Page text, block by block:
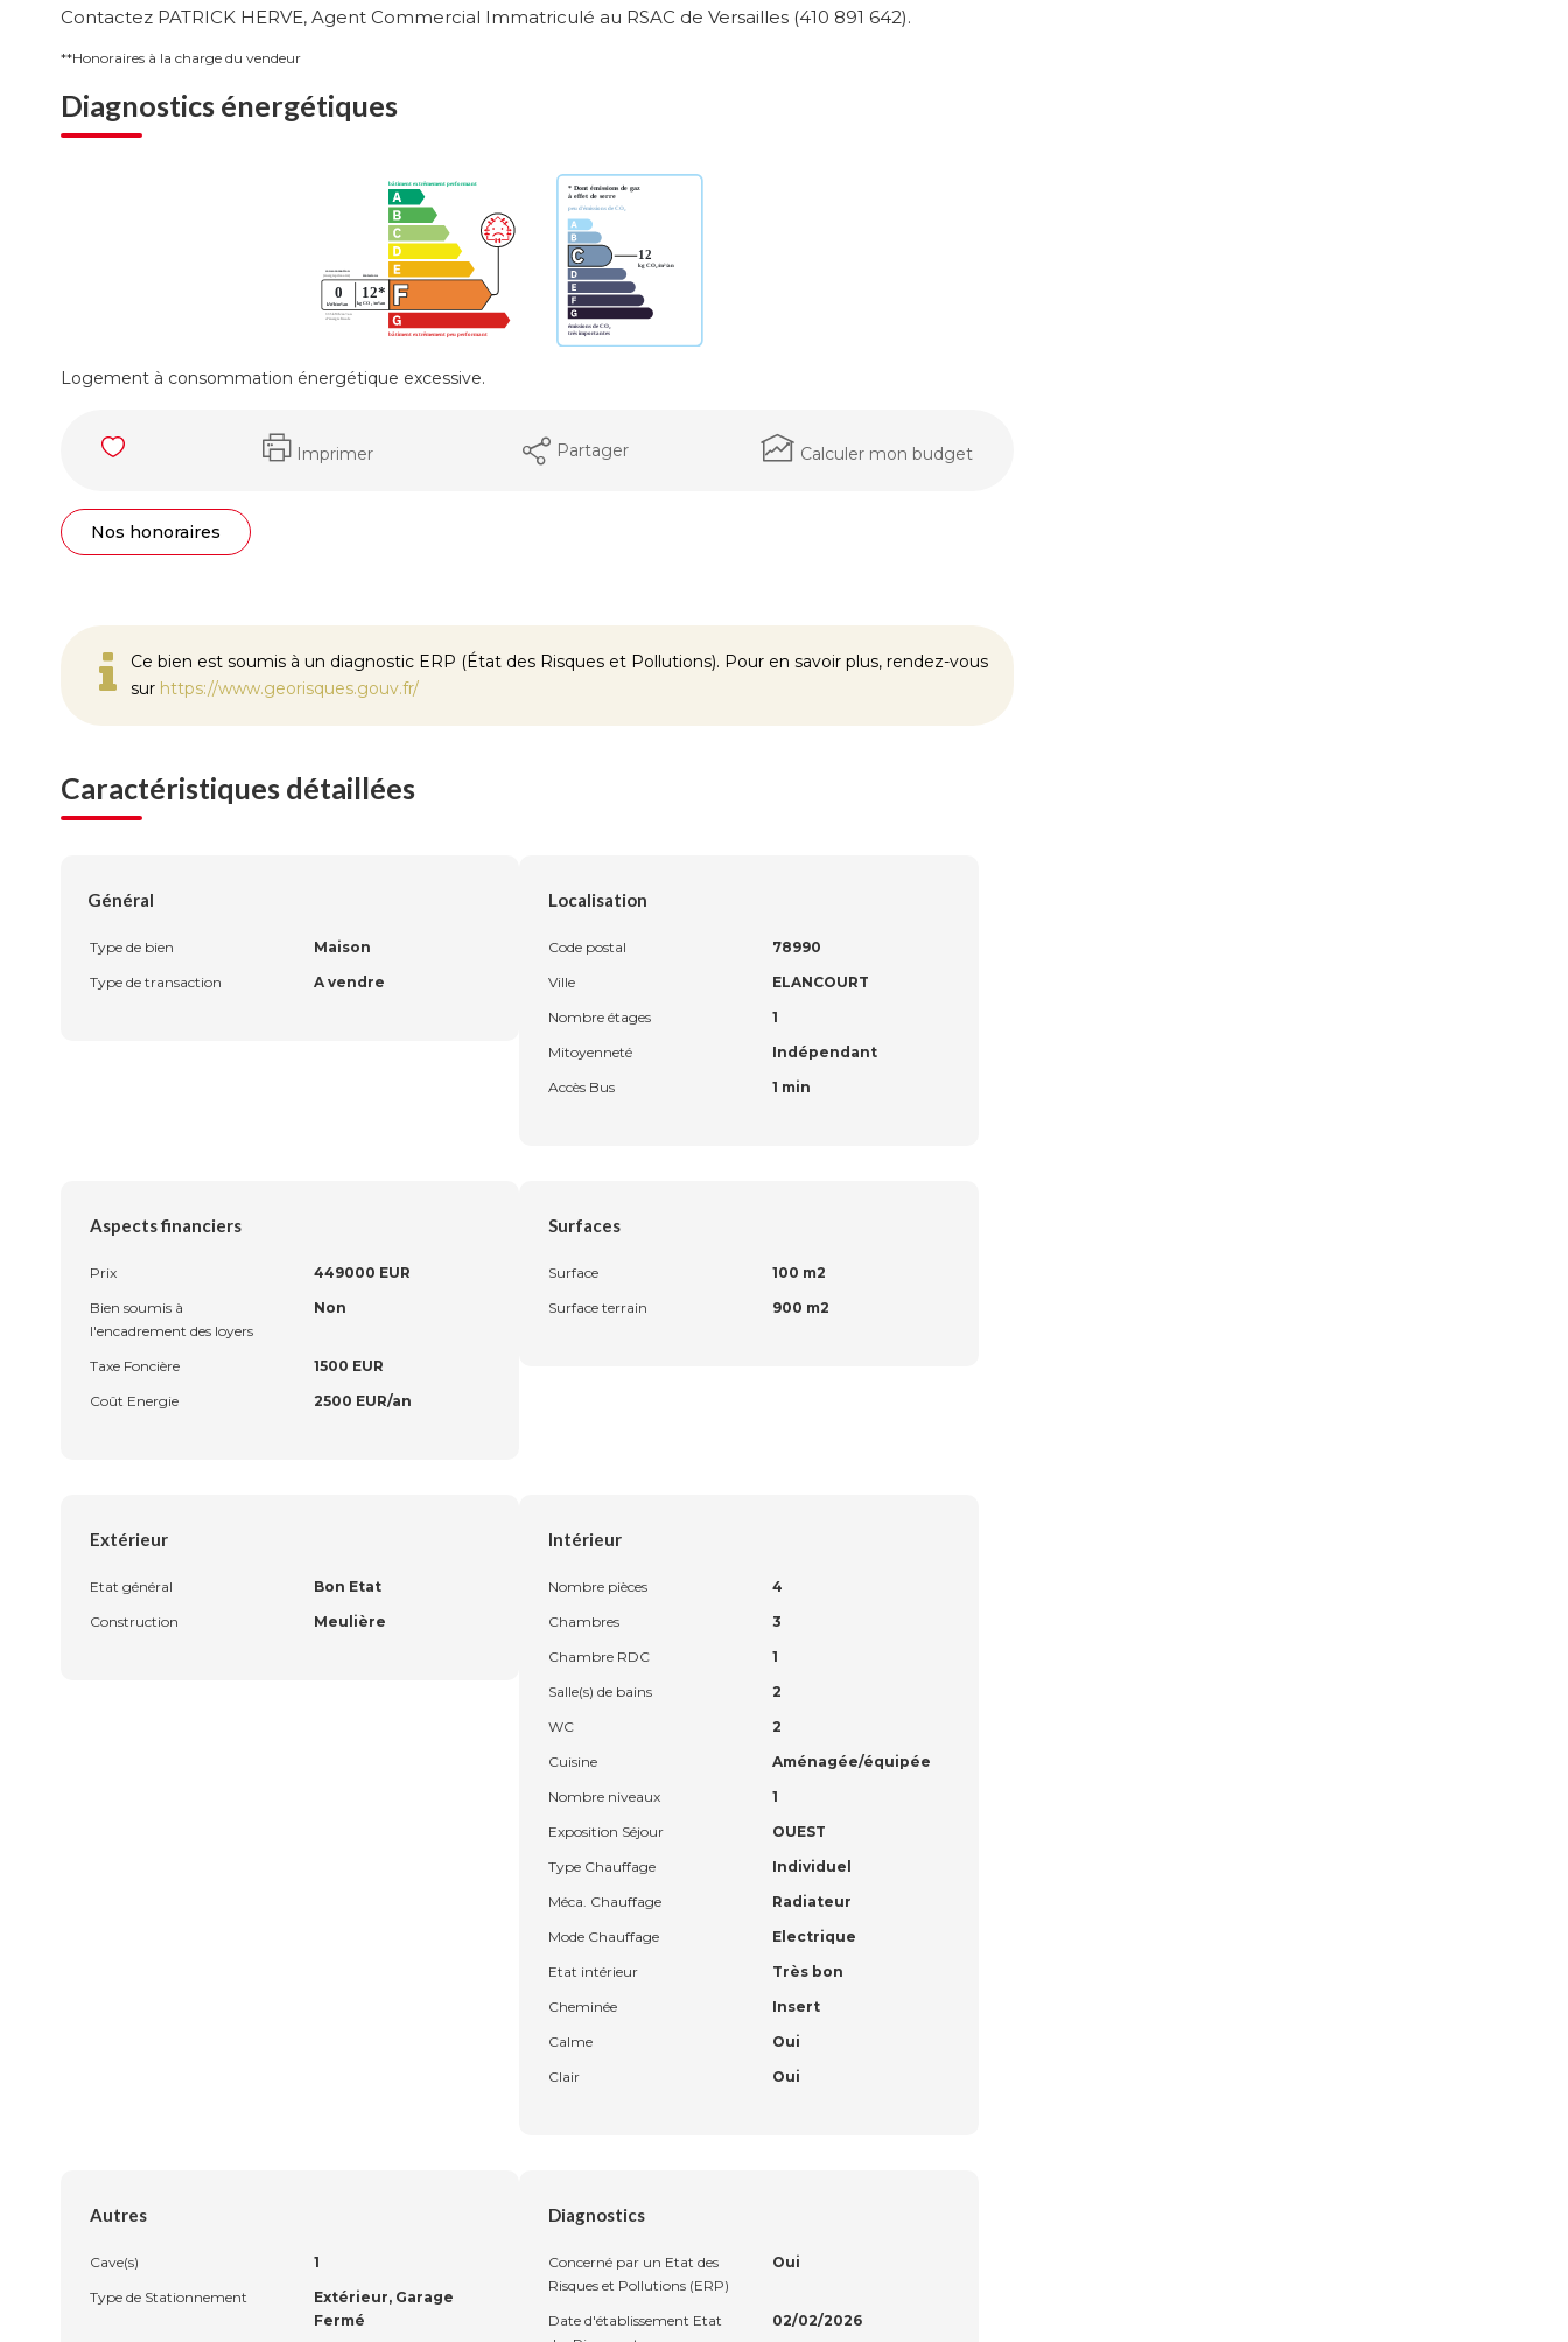
Contactez PATRICK HERVE, Agent Commercial Immatriculé au RSAC de Versailles (410 891 642).
**Honoraires à la charge du vendeur
Diagnostics énergétiques
Logement à consommation énergétique excessive.
Imprimer Partager Calculer mon budget
Nos honoraires
Ce bien est soumis à un diagnostic ERP (État des Risques et Pollutions). Pour en savoir plus, rendez-vous
sur https://www.georisques.gouv.fr/
Caractéristiques détaillées
Général
Type de bien
Maison
Type de transaction
A vendre
Localisation
Code postal
78990
Ville
ELANCOURT
Nombre étages
1
Mitoyenneté
Indépendant
Accès Bus
1 min
Aspects financiers
Prix
449000 EUR
Bien soumis à
l'encadrement des loyers
Non
Taxe Foncière
1500 EUR
Coût Energie
2500 EUR/an
Surfaces
Surface
100 m2
Surface terrain
900 m2
Extérieur
Etat général
Bon Etat
Construction
Meulière
Intérieur
Nombre pièces
4
Chambres
3
Chambre RDC
1
Salle(s) de bains
2
WC
2
Cuisine
Aménagée/équipée
Nombre niveaux
1
Exposition Séjour
OUEST
Type Chauffage
Individuel
Méca. Chauffage
Radiateur
Mode Chauffage
Electrique
Etat intérieur
Très bon
Cheminée
Insert
Calme
Oui
Clair
Oui
Autres
Cave(s)
1
Type de Stationnement
Extérieur, Garage
Fermé
Diagnostics
Concerné par un Etat des
Risques et Pollutions (ERP)
Oui
Date d'établissement Etat
02/02/2026